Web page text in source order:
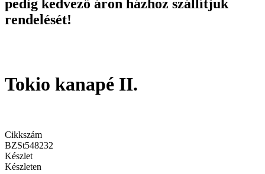
pedig kedvező áron házhoz szállítjuk
rendelését!
Tokio kanapé II.
Cikkszám
BZSt548232
Készlet
Készleten